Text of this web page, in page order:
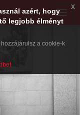
Toggle
azért, hogy
legjobb élményt
a cookie-k
x